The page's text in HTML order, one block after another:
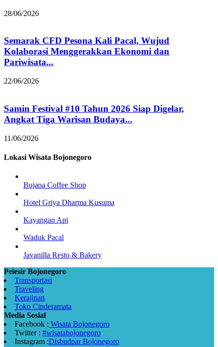
28/06/2026
Semarak CFD Pesona Kali Pacal, Wujud
Kolaborasi Menggerakkan Ekonomi dan
Pariwisata...
22/06/2026
Samin Festival #10 Tahun 2026 Siap Digelar,
Angkat Tiga Warisan Budaya...
11/06/2026
Lokasi Wisata Bojonegoro
Bujana Coffee Shop
Hotel Griya Dharma Kusuma
Kayangan Api
Waduk Pacal
Javanilla Resto & Bakery
Pelesir Bojonegoro
Transportasi
Traveling
Kerajinan
Toko Cinderamata
Media Sosial
Facebook : Wisata Bojonegoro
Twitter : #wisatabojonegoro
Instagram :Disbudpar Bojonegoro